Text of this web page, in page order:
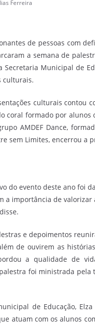
Ferreira
de pessoas com
a semana de
Secretaria Municipal de
culturais.
culturais contou
coral formado por
AMDEF Dance,
sem Limites, encerrou a
do evento deste ano foi
a importância de
e depoimentos
de ouvirem as
a qualidade de
foi ministrada pela
de Educação,
atuam com os alunos